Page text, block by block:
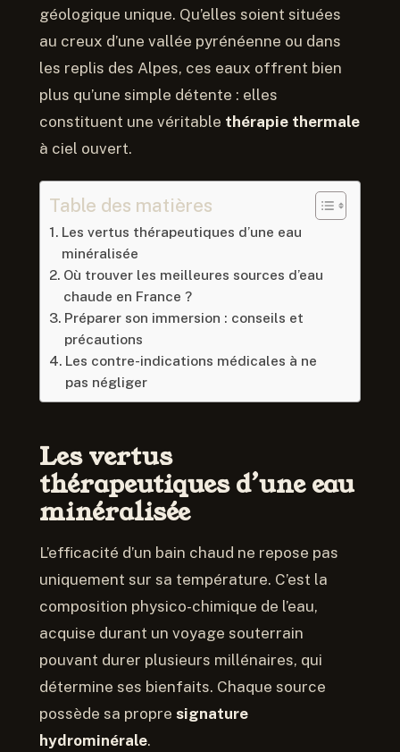
géologique unique. Qu’elles soient situées
au creux d’une vallée pyrénéenne ou dans
les replis des Alpes, ces eaux offrent bien
plus qu’une simple détente : elles
constituent une véritable thérapie thermale
à ciel ouvert.
Table des matières
Les vertus thérapeutiques d’une eau
minéralisée
Où trouver les meilleures sources d’eau
chaude en France ?
Préparer son immersion : conseils et
précautions
Les contre-indications médicales à ne
pas négliger
Les vertus
thérapeutiques d’une eau
minéralisée
L’efficacité d’un bain chaud ne repose pas
uniquement sur sa température. C’est la
composition physico-chimique de l’eau,
acquise durant un voyage souterrain
pouvant durer plusieurs millénaires, qui
détermine ses bienfaits. Chaque source
possède sa propre signature
hydrominérale.